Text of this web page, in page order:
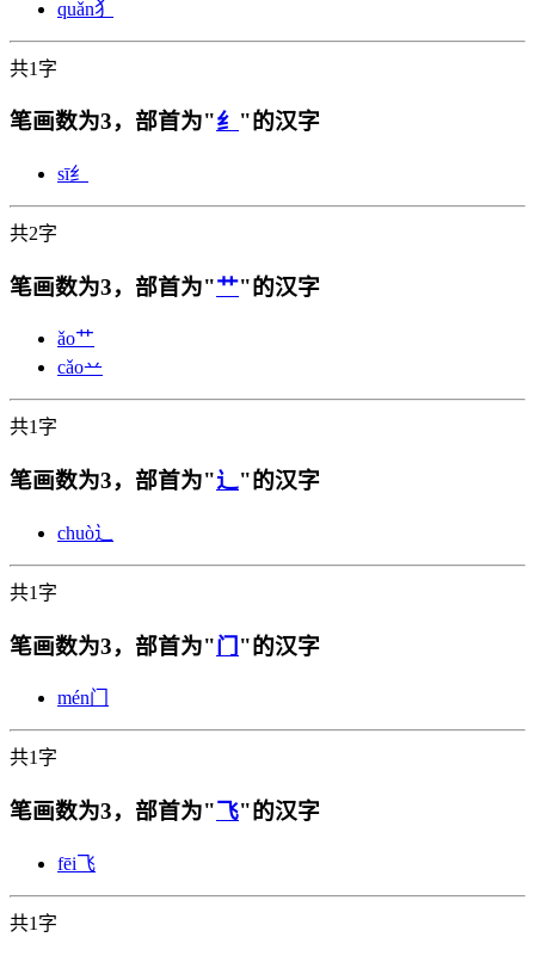
quǎn犭
共1字
笔画数为3，部首为"纟 "的汉字
sī纟
共2字
笔画数为3，部首为"艹"的汉字
ǎo艹
cǎo䒑
共1字
笔画数为3，部首为"辶"的汉字
chuò辶
共1字
笔画数为3，部首为"门 "的汉字
mén门
共1字
笔画数为3，部首为"飞"的汉字
fēi飞
共1字